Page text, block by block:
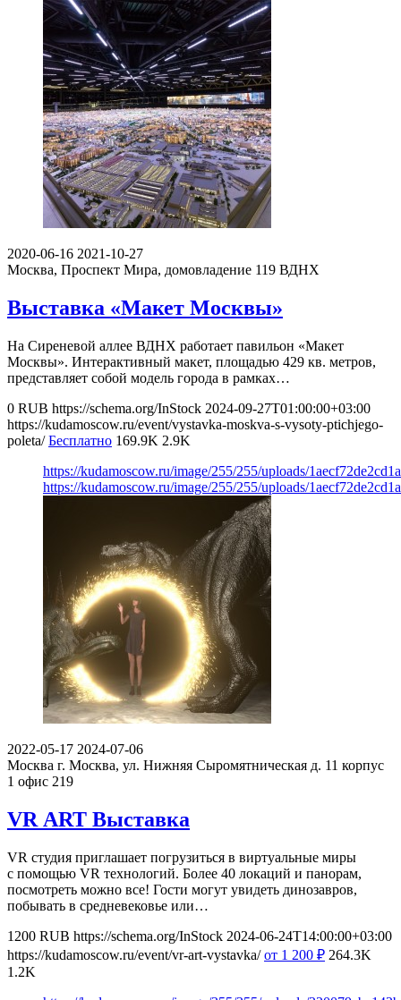
2020-06-16 2021-10-27
Москва, Проспект Мира, домовладение 119 ВДНХ
Выставка «Макет Москвы»
На Сиреневой аллее ВДНХ работает павильон «Макет
Москвы». Интерактивный макет, площадью 429 кв. метров,
представляет собой модель города в рамках…
0 RUB https://schema.org/InStock 2024-09-27T01:00:00+03:00
https://kudamoscow.ru/event/vystavka-moskva-s-vysoty-ptichjego-
poleta/ Бесплатно 169.9K 2.9K
https://kudamoscow.ru/image/255/255/uploads/
https://kudamoscow.ru/image/255/255/uploads/
2022-05-17 2024-07-06
Москва г. Москва, ул. Нижняя Сыромятническая д. 11 корпус
1 офис 219
VR ART Выставка
VR студия приглашает погрузиться в виртуальные миры
с помощью VR технологий. Более 40 локаций и панорам,
посмотреть можно все! Гости могут увидеть динозавров,
побывать в средневековье или…
1200 RUB https://schema.org/InStock 2024-06-24T14:00:00+03:00
https://kudamoscow.ru/event/vr-art-vystavka/ от 1 200 ₽ 264.3K
1.2K